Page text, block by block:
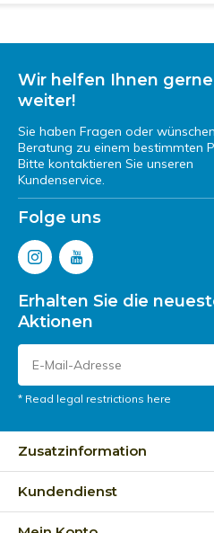
Wir helfen Ihnen gerne
weiter!
Sie haben Fragen oder
Beratung zu einem bestimmten
Bitte kontaktieren Sie unseren
Kundenservice.
Folge uns
Erhalten Sie die
Aktionen
* Read legal restrictions here
Zusatzinformation
Kundendienst